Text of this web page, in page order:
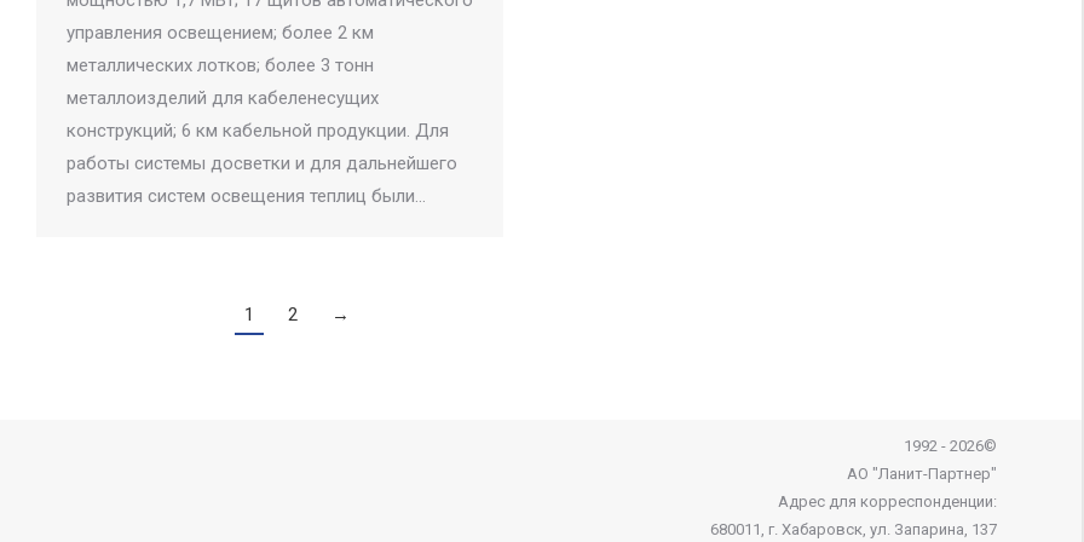
управления освещением; более 2 км
металлических лотков; более 3 тонн
металлоизделий для кабеленесущих
конструкций; 6 км кабельной продукции. Для
работы системы досветки и для дальнейшего
развития систем освещения теплиц были…
1 2 →
1992 - 2026©
АО "Ланит-Партнер"
Адрес для корреспонденции:
680011, г. Хабаровск, ул. Запарина, 137